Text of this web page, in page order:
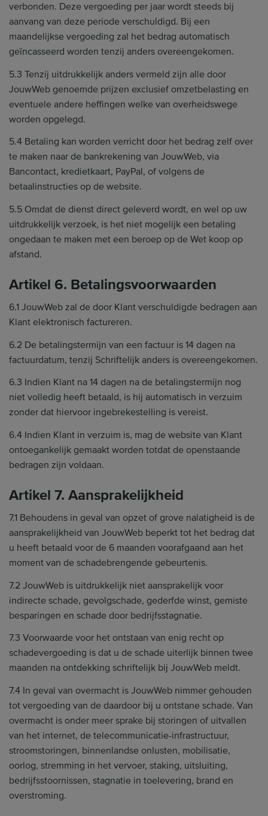
verbonden. Deze vergoeding per jaar wordt steeds bij
aanvang van deze periode verschuldigd. Bij een
maandelijkse vergoeding zal het bedrag automatisch
geïncasseerd worden tenzij anders overeengekomen.
5.3 Tenzij uitdrukkelijk anders vermeld zijn alle door
JouwWeb genoemde prijzen exclusief omzetbelasting en
eventuele andere heffingen welke van overheidswege
worden opgelegd.
5.4 Betaling kan worden verricht door het bedrag zelf over
te maken naar de bankrekening van JouwWeb, via
Bancontact, kredietkaart, PayPal, of volgens de
betaalinstructies op de website.
5.5 Omdat de dienst direct geleverd wordt, en wel op uw
uitdrukkelijk verzoek, is het niet mogelijk een betaling
ongedaan te maken met een beroep op de Wet koop op
afstand.
Artikel 6. Betalingsvoorwaarden
6.1 JouwWeb zal de door Klant verschuldigde bedragen aan
Klant elektronisch factureren.
6.2 De betalingstermijn van een factuur is 14 dagen na
factuurdatum, tenzij Schriftelijk anders is overeengekomen.
6.3 Indien Klant na 14 dagen na de betalingstermijn nog
niet volledig heeft betaald, is hij automatisch in verzuim
zonder dat hiervoor ingebrekestelling is vereist.
6.4 Indien Klant in verzuim is, mag de website van Klant
ontoegankelijk gemaakt worden totdat de openstaande
bedragen zijn voldaan.
Artikel 7. Aansprakelijkheid
7.1 Behoudens in geval van opzet of grove nalatigheid is de
aansprakelijkheid van JouwWeb beperkt tot het bedrag dat
u heeft betaald voor de 6 maanden voorafgaand aan het
moment van de schadebrengende gebeurtenis.
7.2 JouwWeb is uitdrukkelijk niet aansprakelijk voor
indirecte schade, gevolgschade, gederfde winst, gemiste
besparingen en schade door bedrijfsstagnatie.
7.3 Voorwaarde voor het ontstaan van enig recht op
schadevergoeding is dat u de schade uiterlijk binnen twee
maanden na ontdekking schriftelijk bij JouwWeb meldt.
7.4 In geval van overmacht is JouwWeb nimmer gehouden
tot vergoeding van de daardoor bij u ontstane schade. Van
overmacht is onder meer sprake bij storingen of uitvallen
van het internet, de telecommunicatie-infrastructuur,
stroomstoringen, binnenlandse onlusten, mobilisatie,
oorlog, stremming in het vervoer, staking, uitsluiting,
bedrijfsstoornissen, stagnatie in toelevering, brand en
overstroming.